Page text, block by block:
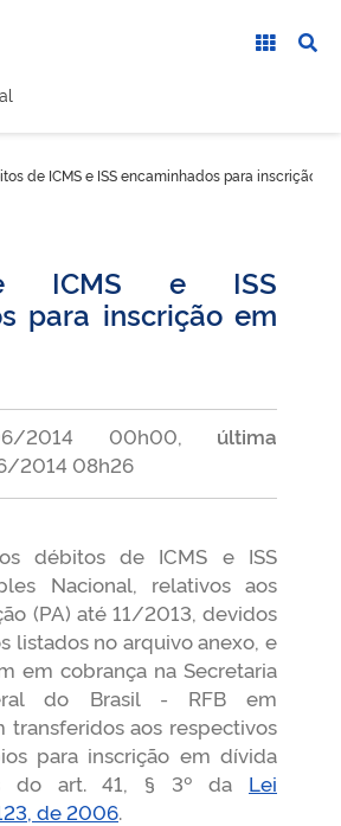
de ICMS e ISS encaminhados para inscrição
ICMS e ISS
para inscrição em
2014 00h00, última
2014 08h26
débitos de ICMS e ISS
Nacional, relativos aos
(PA) até 11/2013, devidos
listados no arquivo anexo, e
em cobrança na Secretaria
do Brasil - RFB em
aos respectivos
para inscrição em dívida
do art. 41, § 3º da Lei
de 2006.